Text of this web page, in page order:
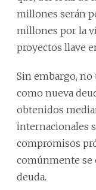
millones serán
millones por la
proyectos llave
Sin embargo,
como nueva
obtenidos
internacionales
compromisos
comúnmente se
deuda.